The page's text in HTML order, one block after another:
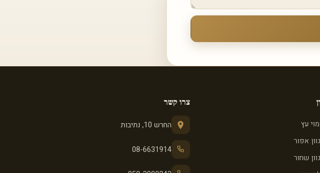
עץ
אפור
שחור
צרו קשר
החרש 10, נתיבות
08-6631914